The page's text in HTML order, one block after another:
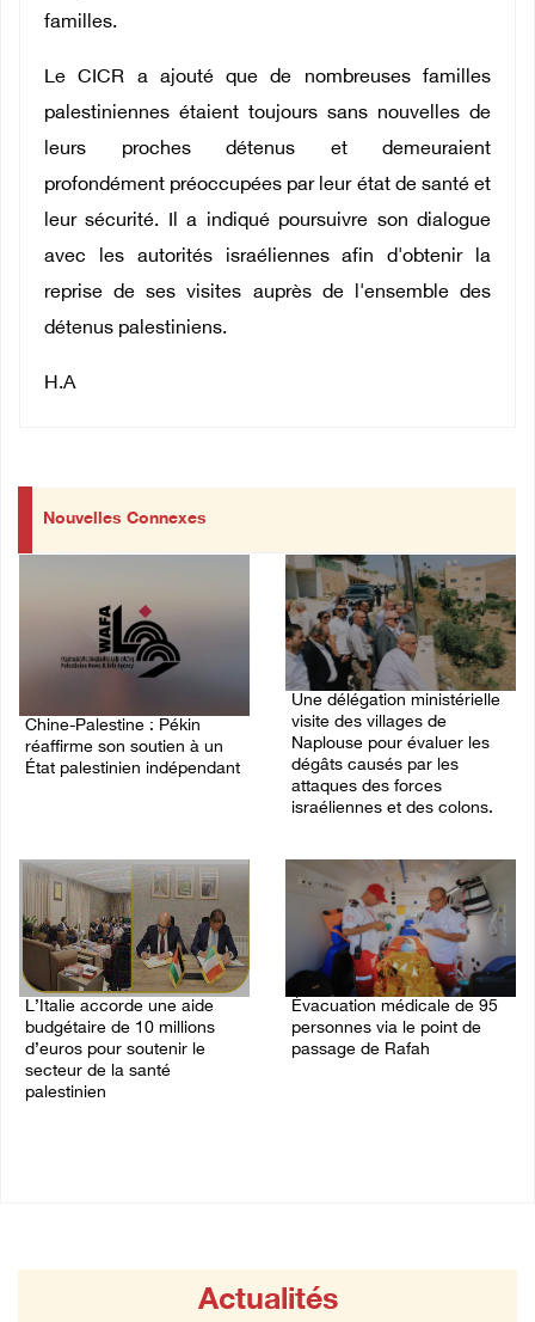
familles.
Le CICR a ajouté que de nombreuses familles
palestiniennes étaient toujours sans nouvelles de
leurs proches détenus et demeuraient
profondément préoccupées par leur état de santé et
leur sécurité. Il a indiqué poursuivre son dialogue
avec les autorités israéliennes afin d'obtenir la
reprise de ses visites auprès de l'ensemble des
détenus palestiniens.
H.A
Nouvelles Connexes
Chine-Palestine : Pékin
réaffirme son soutien à un
État palestinien indépendant
Une délégation ministérielle
visite des villages de
Naplouse pour évaluer les
dégâts causés par les
attaques des forces
israéliennes et des colons.
L’Italie accorde une aide
budgétaire de 10 millions
d’euros pour soutenir le
secteur de la santé
palestinien
Évacuation médicale de 95
personnes via le point de
passage de Rafah
Actualités